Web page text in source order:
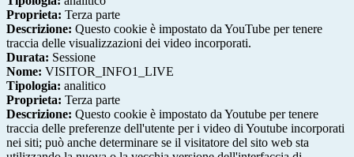
Proprieta: Terza parte
Descrizione: Questo cookie è impostato da YouTube per tenere
traccia delle visualizzazioni dei video incorporati.
Durata: Sessione
Nome: VISITOR_INFO1_LIVE
Tipologia: analitico
Proprieta: Terza parte
Descrizione: Questo cookie è impostato da Youtube per tenere
traccia delle preferenze dell'utente per i video di Youtube incorporati
nei siti; può anche determinare se il visitatore del sito web sta